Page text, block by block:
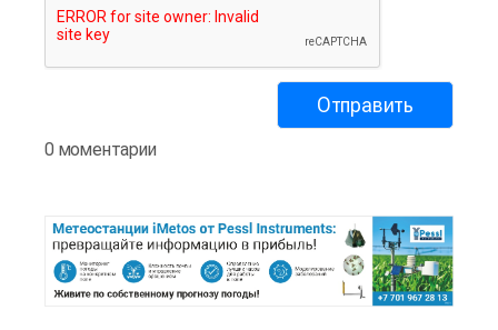
0 моментарии